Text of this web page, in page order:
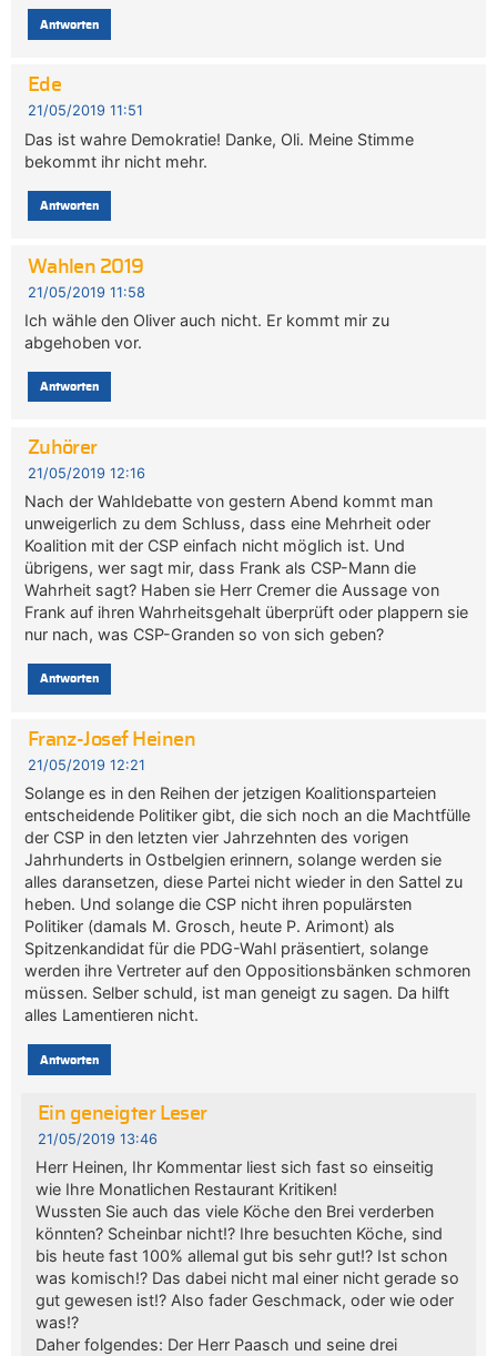
Antworten
Ede
21/05/2019 11:51
Das ist wahre Demokratie! Danke, Oli. Meine Stimme
bekommt ihr nicht mehr.
Antworten
Wahlen 2019
21/05/2019 11:58
Ich wähle den Oliver auch nicht. Er kommt mir zu
abgehoben vor.
Antworten
Zuhörer
21/05/2019 12:16
Nach der Wahldebatte von gestern Abend kommt man
unweigerlich zu dem Schluss, dass eine Mehrheit oder
Koalition mit der CSP einfach nicht möglich ist. Und
übrigens, wer sagt mir, dass Frank als CSP-Mann die
Wahrheit sagt? Haben sie Herr Cremer die Aussage von
Frank auf ihren Wahrheitsgehalt überprüft oder plappern sie
nur nach, was CSP-Granden so von sich geben?
Antworten
Franz-Josef Heinen
21/05/2019 12:21
Solange es in den Reihen der jetzigen Koalitionsparteien
entscheidende Politiker gibt, die sich noch an die Machtfülle
der CSP in den letzten vier Jahrzehnten des vorigen
Jahrhunderts in Ostbelgien erinnern, solange werden sie
alles daransetzen, diese Partei nicht wieder in den Sattel zu
heben. Und solange die CSP nicht ihren populärsten
Politiker (damals M. Grosch, heute P. Arimont) als
Spitzenkandidat für die PDG-Wahl präsentiert, solange
werden ihre Vertreter auf den Oppositionsbänken schmoren
müssen. Selber schuld, ist man geneigt zu sagen. Da hilft
alles Lamentieren nicht.
Antworten
Ein geneigter Leser
21/05/2019 13:46
Herr Heinen, Ihr Kommentar liest sich fast so einseitig
wie Ihre Monatlichen Restaurant Kritiken!
Wussten Sie auch das viele Köche den Brei verderben
könnten? Scheinbar nicht!? Ihre besuchten Köche, sind
bis heute fast 100% allemal gut bis sehr gut!? Ist schon
was komisch!? Das dabei nicht mal einer nicht gerade so
gut gewesen ist!? Also fader Geschmack, oder wie oder
was!?
Daher folgendes: Der Herr Paasch und seine drei